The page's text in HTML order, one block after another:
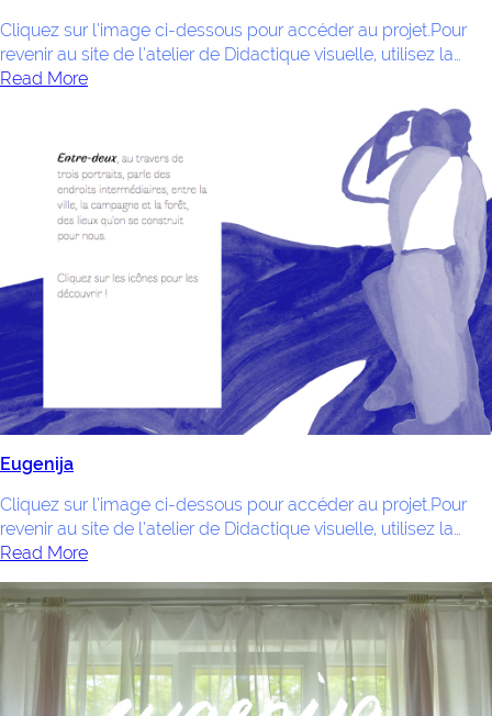
Cliquez sur l’image ci-dessous pour accéder au projet.Pour
revenir au site de l’atelier de Didactique visuelle, utilisez la…
Read More
Eugenija
Cliquez sur l’image ci-dessous pour accéder au projet.Pour
revenir au site de l’atelier de Didactique visuelle, utilisez la…
Read More